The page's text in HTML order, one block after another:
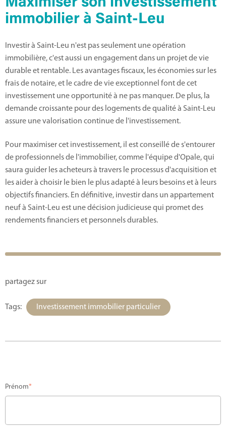
Maximiser son investissement
immobilier à Saint-Leu
Investir à Saint-Leu n'est pas seulement une opération
immobilière, c'est aussi un engagement dans un projet de vie
durable et rentable. Les avantages fiscaux, les économies sur les
frais de notaire, et le cadre de vie exceptionnel font de cet
investissement une opportunité à ne pas manquer. De plus, la
demande croissante pour des logements de qualité à Saint-Leu
assure une valorisation continue de l'investissement.
Pour maximiser cet investissement, il est conseillé de s'entourer
de professionnels de l'immobilier, comme l'équipe d'Opale, qui
saura guider les acheteurs à travers le processus d'acquisition et
les aider à choisir le bien le plus adapté à leurs besoins et à leurs
objectifs financiers. En définitive, investir dans un appartement
neuf à Saint-Leu est une décision judicieuse qui promet des
rendements financiers et personnels durables.
partagez sur
Tags: Investissement immobilier particulier
Prénom*